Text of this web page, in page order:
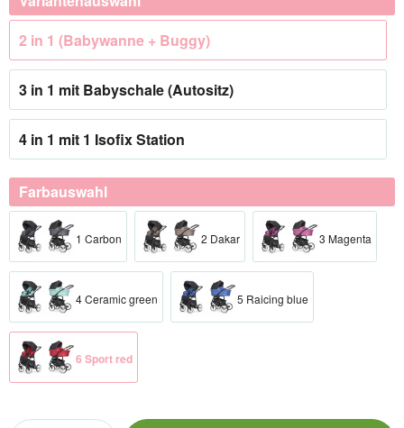
2 in 1 (Babywanne + Buggy)
3 in 1 mit Babyschale (Autositz)
4 in 1 mit 1 Isofix Station
Farbauswahl
1 Carbon 2 Dakar 3 Magenta
4 Ceramic green 5 Raicing blue
6 Sport red